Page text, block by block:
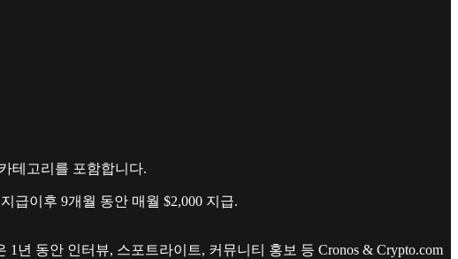
테고리를 포함합니다.
급이후 9개월 동안 매월 $2,000 지급.
년 동안 인터뷰, 스포트라이트, 커뮤니티 홍보 등 Cronos & Crypto.com